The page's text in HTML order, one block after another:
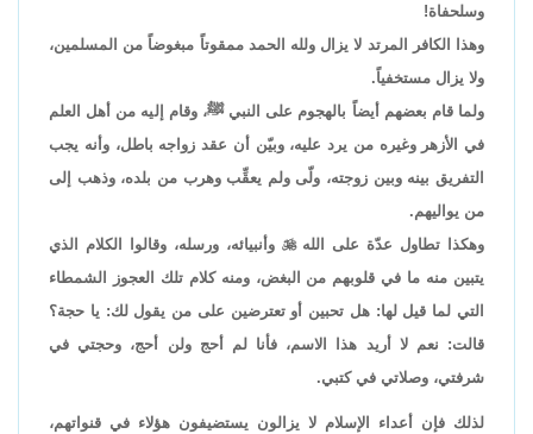
وسلحفاة!
وهذا الكافر المرتد لا يزال ولله الحمد ممقوتاً مبغوضاً من المسلمين،
ولا يزال مستخفياً.
ولما قام بعضهم أيضاً بالهجوم على النبي ﷺ، وقام إليه من أهل العلم
في الأزهر وغيره من يرد عليه، وبيّن أن عقد زواجه باطل، وأنه يجب
التفريق بينه وبين زوجته، ولّى ولم يعقِّب وهرب من بلده، وذهب إلى
من يواليهم.
وهكذا تطاول عدّة على الله وأنبيائه، ورسله، وقالوا الكلام الذي
يتبين منه ما في قلوبهم من البغض، ومنه كلام تلك العجوز الشمطاء
التي لما قيل لها: هل تحبين أو تعترضين على من يقول لك: يا حجة؟
قالت: نعم لا أريد هذا الاسم، فأنا لم أحج ولن أحج، وحجتي في
شرفتي، وصلاتي في كتبي.
لذلك فإن أعداء الإسلام لا يزالون يستضيفون هؤلاء في قنواتهم،